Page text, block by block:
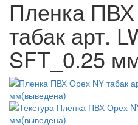
Пленка
табак арт.
SFT_0.25